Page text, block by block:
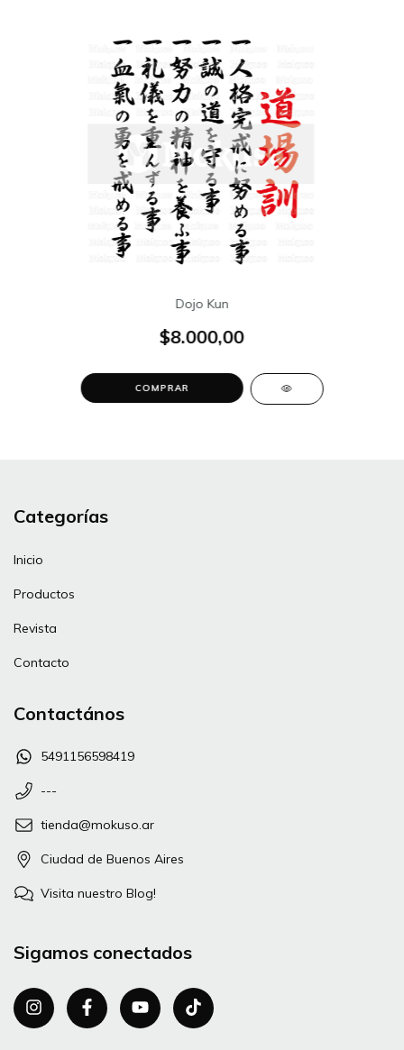
Dojo Kun
$8.000,00
COMPRAR
Categorías
Inicio
Productos
Revista
Contacto
Contactános
5491156598419
---
tienda@mokuso.ar
Ciudad de Buenos Aires
Visita nuestro Blog!
Sigamos conectados